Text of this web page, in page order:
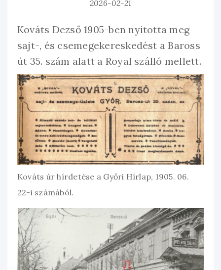
2026-02-21
Kováts Dezső 1905-ben nyitotta meg
sajt-, és csemegekereskedést a Baross
út 35. szám alatt a Royal szálló mellett.
Kováts úr hírdetése a Győri Hírlap, 1905. 06.
22-i számából.